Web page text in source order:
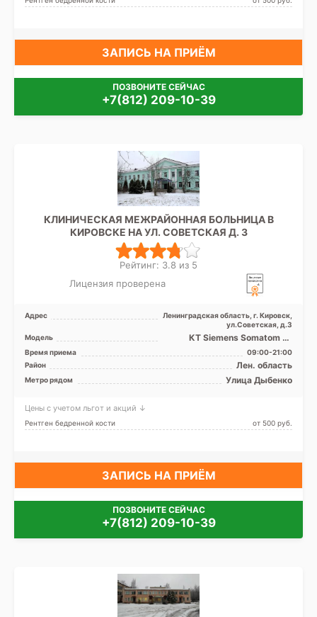
ЗАПИСЬ НА ПРИЁМ
ПОЗВОНИТЕ СЕЙЧАС
+7(812) 209-10-39
КЛИНИЧЕСКАЯ МЕЖРАЙОННАЯ БОЛЬНИЦА В
КИРОВСКЕ НА УЛ. СОВЕТСКАЯ Д. 3
Рейтинг: 3.8 из 5
Лицензия проверена
Адрес
Ленинградская область, г. Кировск,
ул.Советская, д.3
Модель
КТ Siemens Somatom 16
срезов, УЗИ
Время приема
09:00-21:00
Район
Лен. область
Метро рядом Улица Дыбенко
Цены с учетом льгот и акций ↓
Рентген бедренной кости от 500 pуб.
ЗАПИСЬ НА ПРИЁМ
ПОЗВОНИТЕ СЕЙЧАС
+7(812) 209-10-39